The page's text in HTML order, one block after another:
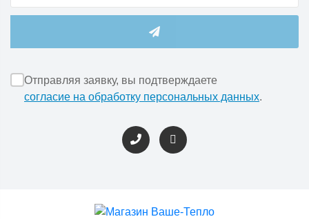
Отправляя заявку, вы подтверждаете
согласие на обработку персональных данных.